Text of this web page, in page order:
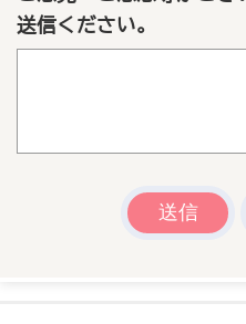
送信ください。